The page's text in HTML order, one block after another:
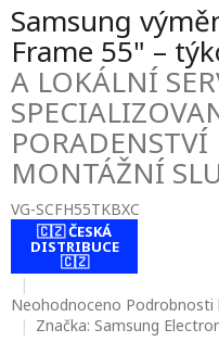
Samsung
Frame 55" –
A LOKÁLNÍ
MONTÁŽNÍ
VG-SCFH55TKBXC
🇨🇿 ČESKÁ
DISTRIBUCE
🇨🇿
Průměrné
hodnocení
Neohodnoceno Podrobnosti
Značka: Samsung